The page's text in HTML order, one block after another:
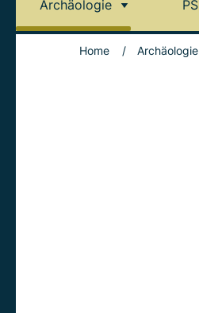
Archäologie
Home / Archäologie